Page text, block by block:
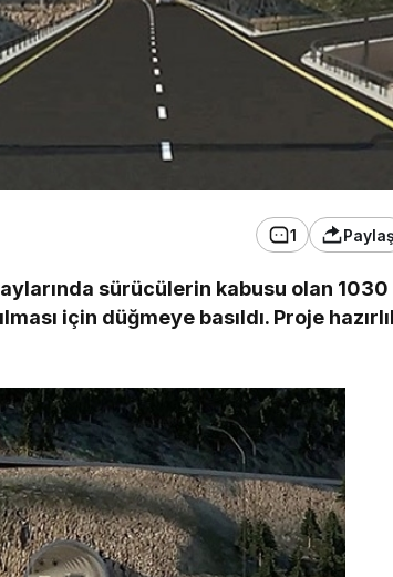
1 Paylaş
sürücülerin kabusu olan 1030
için düğmeye basıldı. Proje